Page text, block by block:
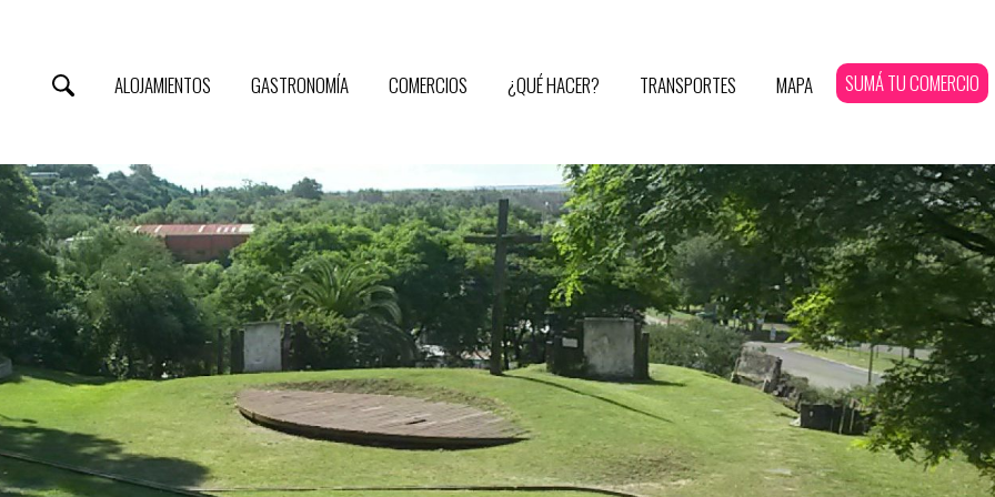
ALOJAMIENTOS GASTRONOMÍA COMERCIOS ¿QUÉ HACER? TRANSPORTES MAPA SUMÁ TU COMERCIO